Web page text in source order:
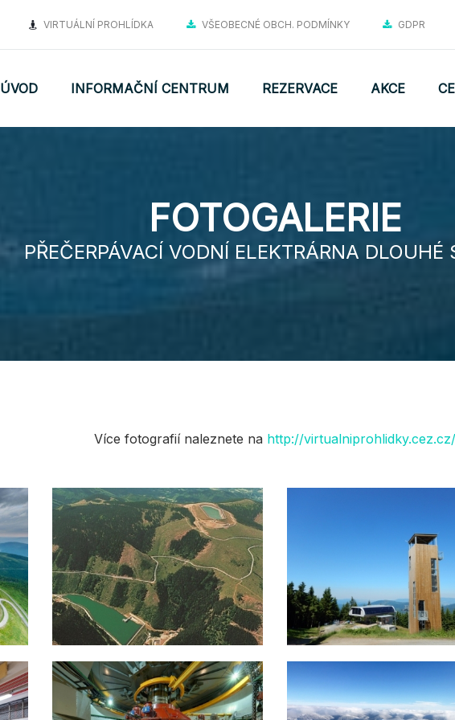
VIRTUÁLNÍ PROHLÍDKA VŠEOBECNÉ OBCH. PODMÍNKY GDPR
ÚVOD INFORMAČNÍ CENTRUM REZERVACE AKCE
FOTOGALERIE
PŘEČERPÁVACÍ VODNÍ ELEKTRÁRNA DLOUHÉ
Více fotografií naleznete na http://virtualniprohlidky.cez.cz/